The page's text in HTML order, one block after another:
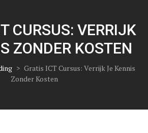
CURSUS: VERRIJK
ZONDER KOSTEN
> Gratis ICT Cursus: Verrijk Je Kennis
Zonder Kosten